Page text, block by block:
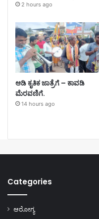
2 hours ago
ಆಡಿ ಕೃತಿಕ ಜಾತ್ರೆಗೆ – ಕಾವಡಿ
ಮೆರವಣಿಗೆ.
14 hours ago
Categories
ಆರೋಗ್ಯ